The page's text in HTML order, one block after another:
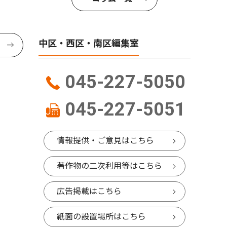
中区・西区・南区編集室
045-227-5050
045-227-5051
情報提供・ご意見はこちら
著作物の二次利用等はこちら
広告掲載はこちら
紙面の設置場所はこちら